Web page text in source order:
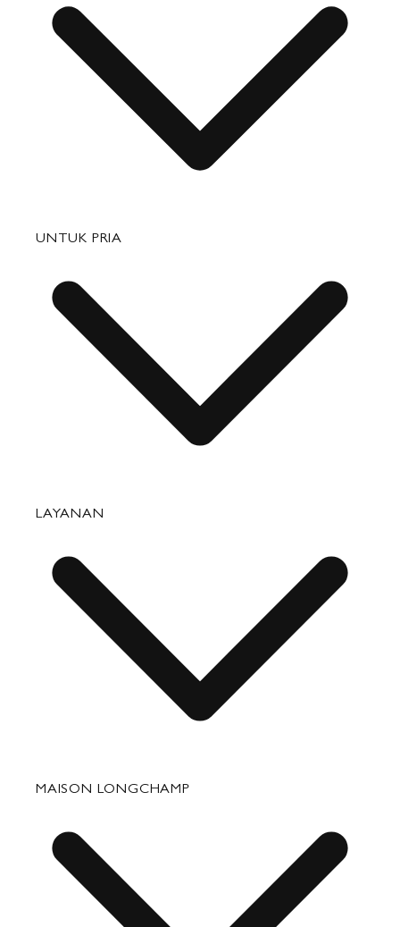
Pengiriman
Pengembalian & Penukaran
Perjalanan
Aksesori
UNTUK PRIA
Perjalanan
Aksesori
LAYANAN
Bagian Hubungan Media Kontak
Hubungi
MAISON LONGCHAMP